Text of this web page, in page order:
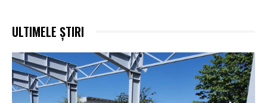
ULTIMELE ȘTIRI